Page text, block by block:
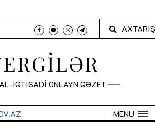
AXTARIŞ
İQTİSADİ ONLAYN QƏZET
MENU